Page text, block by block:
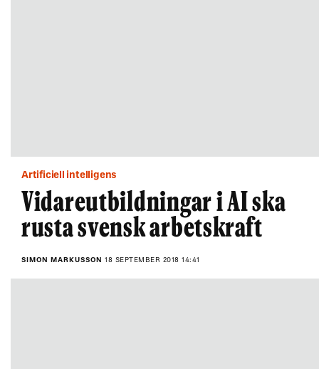
Artificiell intelligens
Vidareutbildningar i AI ska
rusta svensk arbetskraft
SIMON MARKUSSON 18 SEPTEMBER 2018 14:41